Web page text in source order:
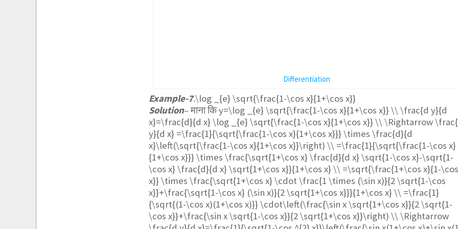
Differentiation
Example-7.\log _{e} \sqrt{\frac{1-\cos x}{1+\cos x}}
Solution– माना किy=\log _{e} \sqrt{\frac{1-\cos x}{1+\cos x}} \\ \frac{d y}{d
x}=\frac{d}{d x} \log _{e} \sqrt{\frac{1-\cos x}{1+\cos x}} \\ \Rightarrow
y}{d x} =\frac{1}{\sqrt{\frac{1-\cos x}{1+\cos x}}} \times \frac{d}{d
x}\left(\sqrt{\frac{1-\cos x}{1+\cos x}}\right) \\ =\frac{1}{\sqrt{\frac{1-\cos x}
{1+\cos x}}} \times \frac{\sqrt{1+\cos x} \frac{d}{d x} \sqrt{1-\cos x}-\sqrt{1-
\cos x} \frac{d}{d x} \sqrt{1+\cos x}}{1+\cos x} \\ =\sqrt{\frac{1+\cos x}{1-\cos
x}} \times \frac{\sqrt{1+\cos x} \cdot \frac{1 \times (\sin x)}{2 \sqrt{1-\cos
x}}+\frac{\sqrt{1-\cos x} (\sin x)}{2 \sqrt{1+\cos x}}}{1+\cos x} \\ =\frac{1}
{\sqrt{(1-\cos x)(1+\cos x)}} \cdot\left(\frac{\sin x \sqrt{1+\cos x}}{2 \sqrt{1-
\cos x}}+\frac{\sin x \sqrt{1-\cos x}}{2 \sqrt{1+\cos x}}\right) \\ \Rightarrow